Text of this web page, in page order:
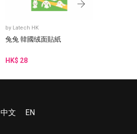
by Latech HK
兔兔 韓國绒面貼紙
HK$ 28
中文 EN